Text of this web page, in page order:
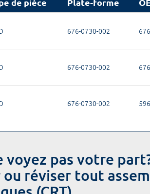
676-0730-002
676-0730-002
676-0730-002
voyez pas votre
réviser tout